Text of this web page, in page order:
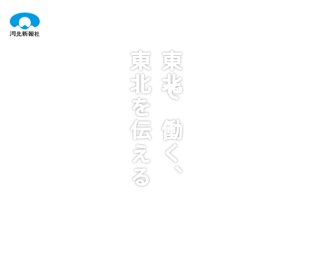
東北で働く、
東北を伝える